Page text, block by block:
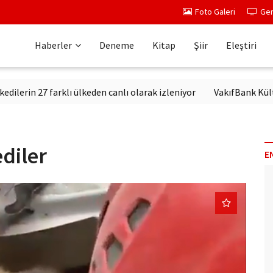
Foto Galeri
Haberler Deneme Kitap Şiir Eleştiri
27 farklı ülkeden canlı olarak izleniyor VakıfBank Kültür'de